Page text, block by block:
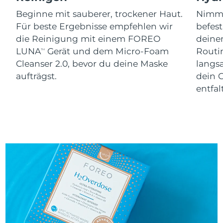
Beginne mit sauberer, trockener Haut.
Für beste Ergebnisse empfehlen wir
die Reinigung mit einem FOREO
LUNATM
Gerät und dem Micro-Foam
Cleanser 2.0, bevor du deine Maske
aufträgst.
dein
Slowakei
Erwartete Lieferung
10/08/2026
Slowenien
Erwartete Lieferung
10/08/2026
Südafrika
Erwartete Lieferung
18/08/2026
Erwartete Lieferung
Schweden
Schweiz
Erwartete Lieferung
Taiwan